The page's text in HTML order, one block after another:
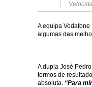
A equipa
algumas das
A dupla José
termos de
absoluta. “Para